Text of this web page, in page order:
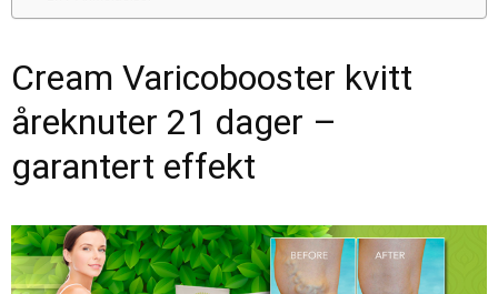
Cream Varicobooster kvitt
åreknuter 21 dager –
garantert effekt